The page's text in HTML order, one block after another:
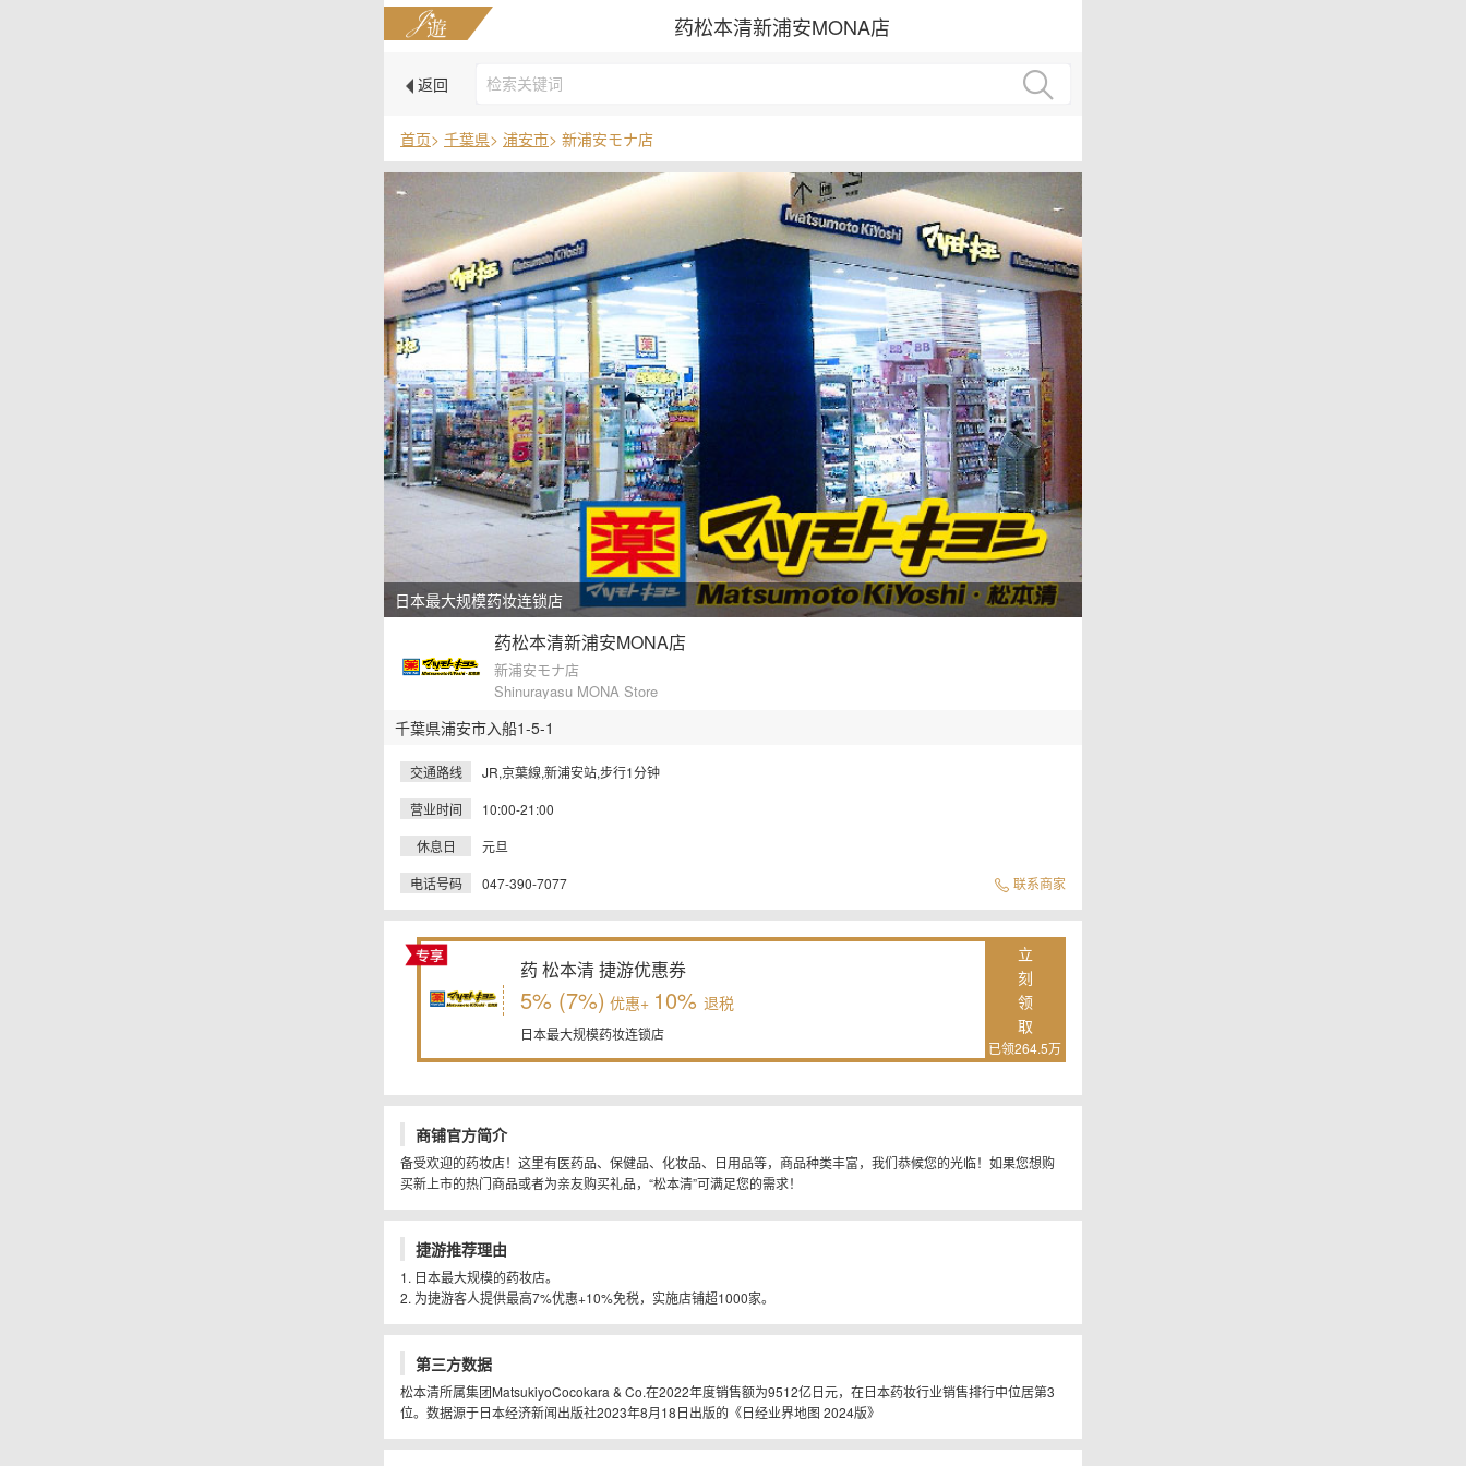
药松本清新浦安MONA店
返回
首页> 千葉県> 浦安市> 新浦安モナ店
日本最大规模药妆连锁店
药松本清新浦安MONA店
新浦安モナ店
Shinurayasu MONA Store
千葉県浦安市入船1-5-1
交通路线
JR,京葉線,新浦安站,步行1分钟
营业时间
10:00-21:00
休息日
元旦
电话号码
047-390-7077 联系商家
药 松本清 捷游优惠券
5% (7%) 优惠+ 10% 退税
日本最大规模药妆连锁店
立
刻
领
取
已领264.5万
商铺官方简介
备受欢迎的药妆店！这里有医药品、保健品、化妆品、日用品等，商品种类丰富，我们恭候您的光临！如果您想购
买新上市的热门商品或者为亲友购买礼品，“松本清”可满足您的需求！
捷游推荐理由
1. 日本最大规模的药妆店。
2. 为捷游客人提供最高7%优惠+10%免税，实施店铺超1000家。
第三方数据
松本清所属集团MatsukiyoCocokara & Co.在2022年度销售额为9512亿日元，在日本药妆行业销售排行中位居第3
位。数据源于日本经济新闻出版社2023年8月18日出版的《日经业界地图 2024版》